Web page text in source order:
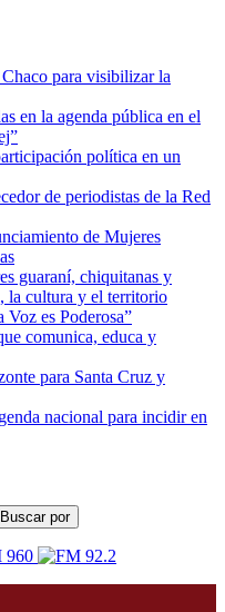
para visibilizar la
en la agenda pública en el
política en un
de periodistas de la Red
de Mujeres
guaraní, chiquitanas y
la cultura y el territorio
Voz es Poderosa”
comunica, educa y
para Santa Cruz y
nacional para incidir en
Buscar por